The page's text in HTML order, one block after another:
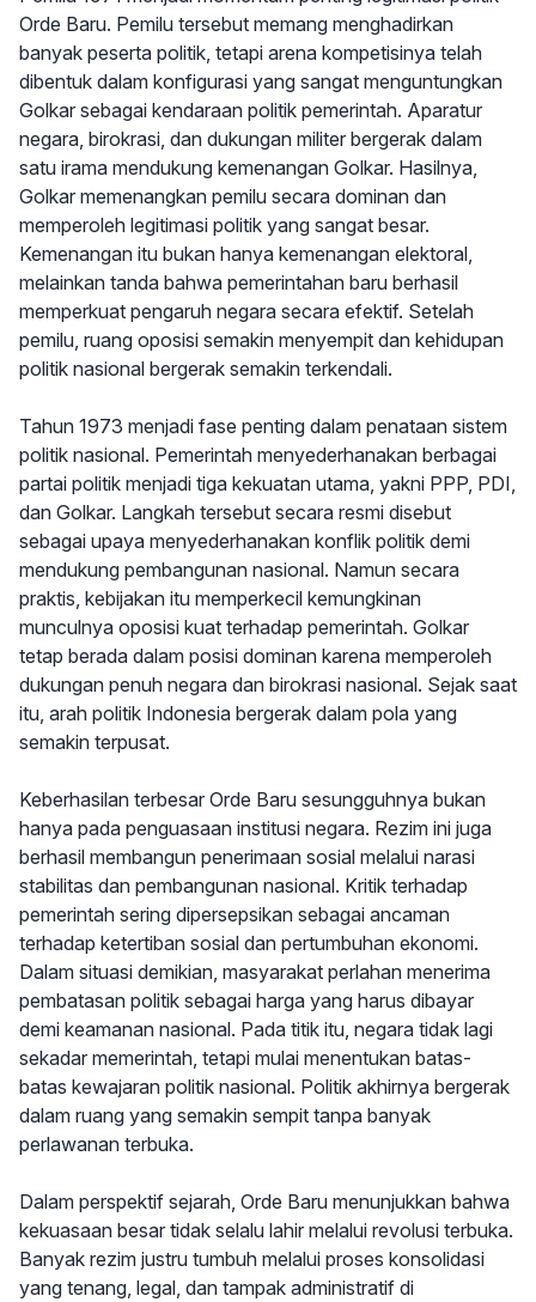
Orde Baru. Pemilu tersebut memang menghadirkan
banyak peserta politik, tetapi arena kompetisinya telah
dibentuk dalam konfigurasi yang sangat menguntungkan
Golkar sebagai kendaraan politik pemerintah. Aparatur
negara, birokrasi, dan dukungan militer bergerak dalam
satu irama mendukung kemenangan Golkar. Hasilnya,
Golkar memenangkan pemilu secara dominan dan
memperoleh legitimasi politik yang sangat besar.
Kemenangan itu bukan hanya kemenangan elektoral,
melainkan tanda bahwa pemerintahan baru berhasil
memperkuat pengaruh negara secara efektif. Setelah
pemilu, ruang oposisi semakin menyempit dan kehidupan
politik nasional bergerak semakin terkendali.
Tahun 1973 menjadi fase penting dalam penataan sistem
politik nasional. Pemerintah menyederhanakan berbagai
partai politik menjadi tiga kekuatan utama, yakni PPP, PDI,
dan Golkar. Langkah tersebut secara resmi disebut
sebagai upaya menyederhanakan konflik politik demi
mendukung pembangunan nasional. Namun secara
praktis, kebijakan itu memperkecil kemungkinan
munculnya oposisi kuat terhadap pemerintah. Golkar
tetap berada dalam posisi dominan karena memperoleh
dukungan penuh negara dan birokrasi nasional. Sejak saat
itu, arah politik Indonesia bergerak dalam pola yang
semakin terpusat.
Keberhasilan terbesar Orde Baru sesungguhnya bukan
hanya pada penguasaan institusi negara. Rezim ini juga
berhasil membangun penerimaan sosial melalui narasi
stabilitas dan pembangunan nasional. Kritik terhadap
pemerintah sering dipersepsikan sebagai ancaman
terhadap ketertiban sosial dan pertumbuhan ekonomi.
Dalam situasi demikian, masyarakat perlahan menerima
pembatasan politik sebagai harga yang harus dibayar
demi keamanan nasional. Pada titik itu, negara tidak lagi
sekadar memerintah, tetapi mulai menentukan batas-
batas kewajaran politik nasional. Politik akhirnya bergerak
dalam ruang yang semakin sempit tanpa banyak
perlawanan terbuka.
Dalam perspektif sejarah, Orde Baru menunjukkan bahwa
kekuasaan besar tidak selalu lahir melalui revolusi terbuka.
Banyak rezim justru tumbuh melalui proses konsolidasi
yang tenang, legal, dan tampak administratif di